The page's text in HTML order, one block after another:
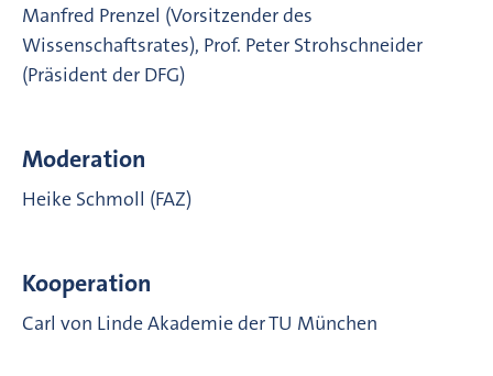
Manfred Prenzel (Vorsitzender des
Wissenschaftsrates), Prof. Peter Strohschneider
(Präsident der DFG)
Moderation
Heike Schmoll (FAZ)
Kooperation
Carl von Linde Akademie der TU München